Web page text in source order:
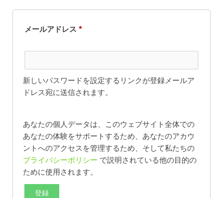
メールアドレス *
新しいパスワードを設定するリンクが登録メールア
ドレス宛に送信されます。
あなたの個人データは、このウェブサイト全体での
あなたの体験をサポートするため、あなたのアカウ
ントへのアクセスを管理するため、そして私たちの
プライバシーポリシー で説明されている他の目的の
ために使用されます。
登録